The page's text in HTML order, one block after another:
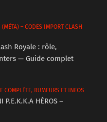
– CODES IMPORT CLASH
Royale : rôle,
— Guide complet
COMPLÈTE, RUMEURS ET INFOS
P.E.K.K.A HÉROS –